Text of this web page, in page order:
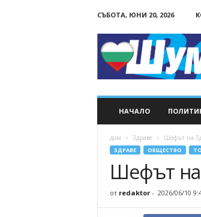
СЪБОТА, ЮНИ 20, 2026
НАЧАЛО
дом Здраве Шефът на
ЗДРАВЕ ОБЩЕСТВО
Шефът на
от redaktor- 2026/06/10